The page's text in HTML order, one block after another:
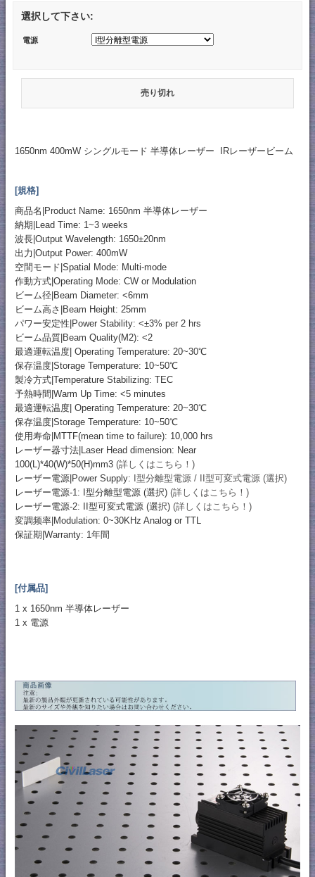
選択して下さい:
電源
売り切れ
1650nm 400mW シングルモード 半導体レーザー IRレーザービーム
[規格]
商品名|Product Name: 1650nm 半導体レーザー
納期|Lead Time: 1~3 weeks
波長|Output Wavelength: 1650±20nm
出力|Output Power: 400mW
空間モード|Spatial Mode: Multi-mode
作動方式|Operating Mode: CW or Modulation
ビーム径|Beam Diameter: <6mm
ビーム高さ|Beam Height: 25mm
パワー安定性|Power Stability: <±3% per 2 hrs
ビーム品質|Beam Quality(M2): <2
最適運転温度| Operating Temperature: 20~30℃
保存温度|Storage Temperature: 10~50℃
製冷方式|Temperature Stabilizing: TEC
予熱時間|Warm Up Time: <5 minutes
最適運転温度| Operating Temperature: 20~30℃
保存温度|Storage Temperature: 10~50℃
使用寿命|MTTF(mean time to failure): 10,000 hrs
レーザー器寸法|Laser Head dimension: Near
100(L)*40(W)*50(H)mm3 (詳しくはこちら！)
レーザー電源|Power Supply: I型分離型電源 / II型可変式電源 (選択)
レーザー電源-1: I型分離型電源 (選択) (詳しくはこちら！)
レーザー電源-2: II型可変式電源 (選択) (詳しくはこちら！)
変調频率|Modulation: 0~30KHz Analog or TTL
保証期|Warranty: 1年間
[付属品]
1 x 1650nm 半導体レーザー
1 x 電源